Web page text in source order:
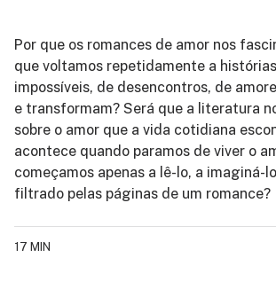
Por que os romances de amor nos
que voltamos repetidamente a
impossíveis, de desencontros, de
e transformam? Será que a literatura
sobre o amor que a vida cotidiana
acontece quando paramos de viver o
começamos apenas a lê-lo, a imaginá-
filtrado pelas páginas de um romance?
17 MIN